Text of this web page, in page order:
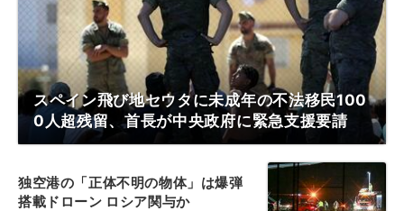
スペイン飛び地セウタに未成年の不法移民100
0人超残留、首長が中央政府に緊急支援要請
独空港の「正体不明の物体」は爆弾
搭載ドローン ロシア関与か